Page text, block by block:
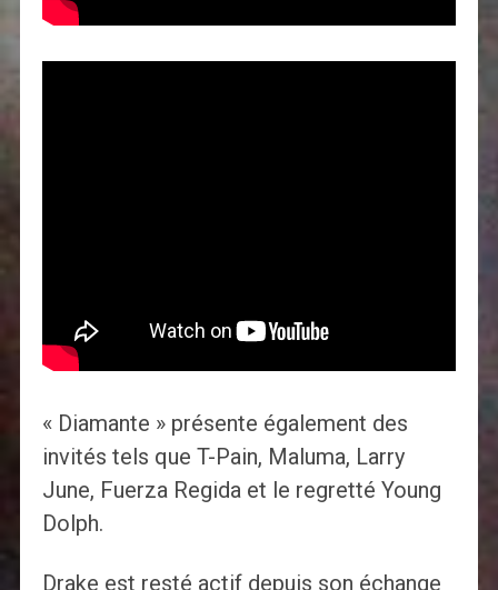
« Diamante » présente également des
invités tels que T-Pain, Maluma, Larry
June, Fuerza Regida et le regretté Young
Dolph.
Drake est resté actif depuis son échange